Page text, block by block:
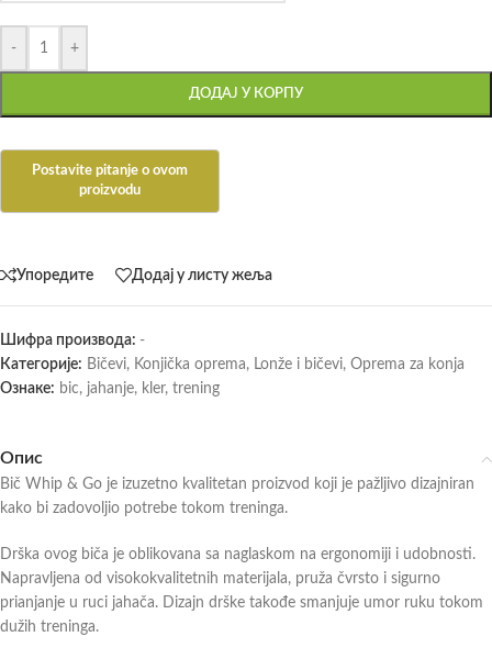
- +
ДОДАЈ У КОРПУ
Упоредите Додај у листу жеља
Шифра производа: -
Категорије: Bičevi, Konjička oprema, Lonže i bičevi, Oprema za konja
Ознаке: bic, jahanje, kler, trening
Опис
Bič Whip & Go je izuzetno kvalitetan proizvod koji je pažljivo dizajniran
kako bi zadovoljio potrebe tokom treninga.
Drška ovog biča je oblikovana sa naglaskom na ergonomiji i udobnosti.
Napravljena od visokokvalitetnih materijala, pruža čvrsto i sigurno
prianjanje u ruci jahača. Dizajn drške takođe smanjuje umor ruku tokom
dužih treninga.